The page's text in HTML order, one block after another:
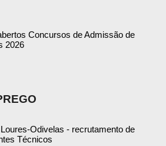
Concursos de Admissão de
2026
Odivelas - recrutamento de
Técnicos